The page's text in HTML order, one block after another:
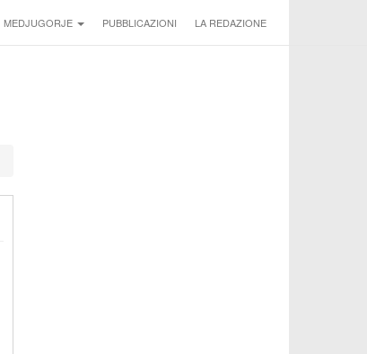
MEDJUGORJE PUBBLICAZIONI LA REDAZIONE